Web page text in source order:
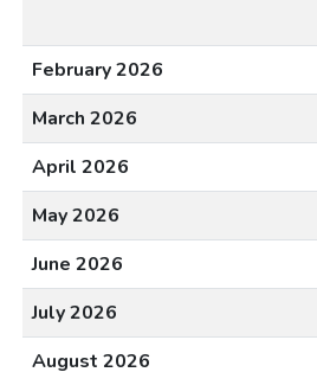
February 2026
March 2026
April 2026
May 2026
June 2026
July 2026
August 2026